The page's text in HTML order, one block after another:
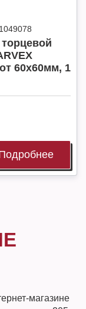
1049078
торцевой
60x60мм, 1
магазине